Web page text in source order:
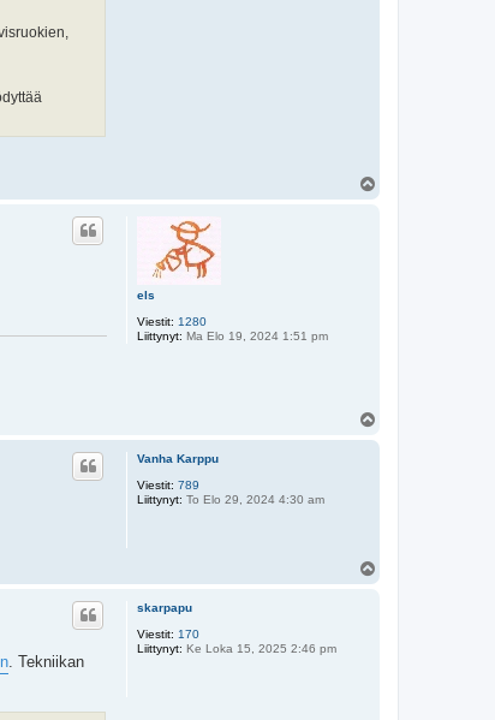
els
Viestit: 1280
Liittynyt: Ma Elo 19, 2024 1:51 pm
Vanha Karppu
Viestit: 789
Liittynyt: To Elo 29, 2024 4:30 am
skarpapu
Viestit: 170
Liittynyt: Ke Loka 15, 2025 2:46 pm
. Tekniikan